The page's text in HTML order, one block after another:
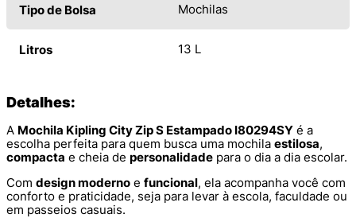
Tipo de Bolsa Mochilas
Litros 13 L
Detalhes:
A Mochila Kipling City Zip S Estampado I80294SY é a
escolha perfeita para quem busca uma mochila estilosa,
compacta e cheia de personalidade para o dia a dia escolar.
Com design moderno e funcional, ela acompanha você com
conforto e praticidade, seja para levar à escola, faculdade ou
em passeios casuais.